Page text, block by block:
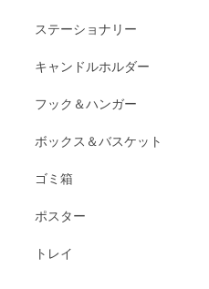
ステーショナリー
キャンドルホルダー
フック＆ハンガー
ボックス＆バスケット
ゴミ箱
ポスター
トレイ